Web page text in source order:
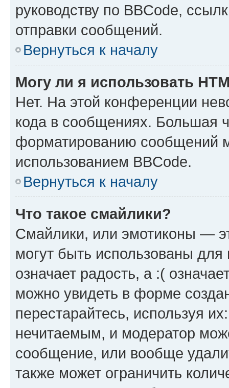
руководству по BBCode,
отправки сообщений.
Вернуться к началу
Могу ли я использовать
Нет. На этой конференции
кода в сообщениях. Большая
форматированию сообщений
использованием BBCode.
Вернуться к началу
Что такое смайлики?
Смайлики, или эмотиконы —
могут быть использованы
означает радость, а :(
можно увидеть в форме
перестарайтесь, используя
нечитаемым, и модератор
сообщение, или вообще
также может ограничить